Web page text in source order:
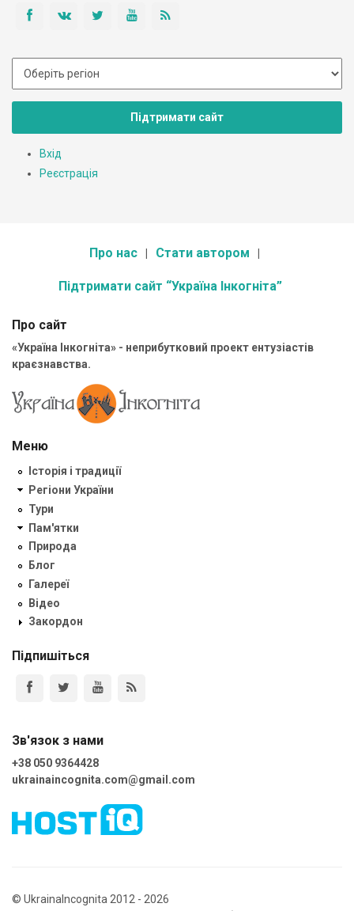
Підтримати сайт
Вхід
Реєстрація
Про нас Стати автором
Підтримати сайт “Україна Інкогніта”
Про сайт
«Україна Інкогніта» - неприбутковий проект ентузіастів
краєзнавства.
Меню
Історія і традиції
Регіони України
Тури
Пам'ятки
Природа
Блог
Галереї
Відео
Закордон
Підпишіться
Зв'язок з нами
+38 050 9364428
ukrainaincognita.com@gmail.com
© UkrainaIncognita 2012 - 2026